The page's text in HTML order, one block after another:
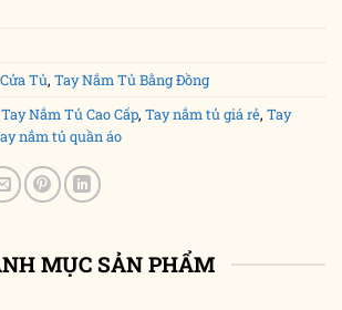
Tủ, Tay Nắm Tủ Bằng Đồng
Tay Nắm Tủ Cao Cấp, Tay nắm tủ giá rẻ, Tay
nắm tủ quần áo
MỤC SẢN PHẨM